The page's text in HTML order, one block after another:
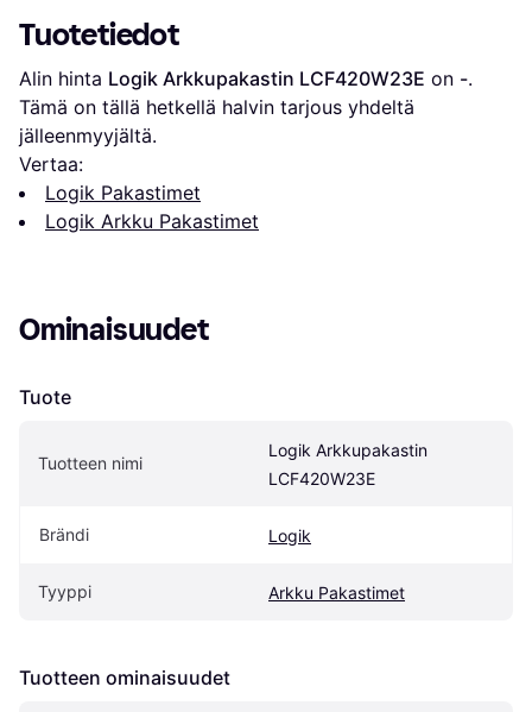
Tuotetiedot
Alin hinta Logik Arkkupakastin LCF420W23E on -.
Tämä on tällä hetkellä halvin tarjous yhdeltä
jälleenmyyjältä.
Vertaa:
Logik Pakastimet
Logik Arkku Pakastimet
Ominaisuudet
Tuote
Tuotteen nimi
Logik Arkkupakastin
LCF420W23E
Brändi Logik
Tyyppi Arkku Pakastimet
Tuotteen ominaisuudet